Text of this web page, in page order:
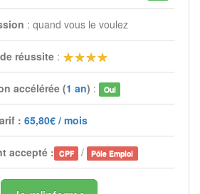
: quand vous le voulez
réussite:
accélérée (1 an) : Oui
: 65,80€ / mois
accepté : CPF / Pôle Emploi